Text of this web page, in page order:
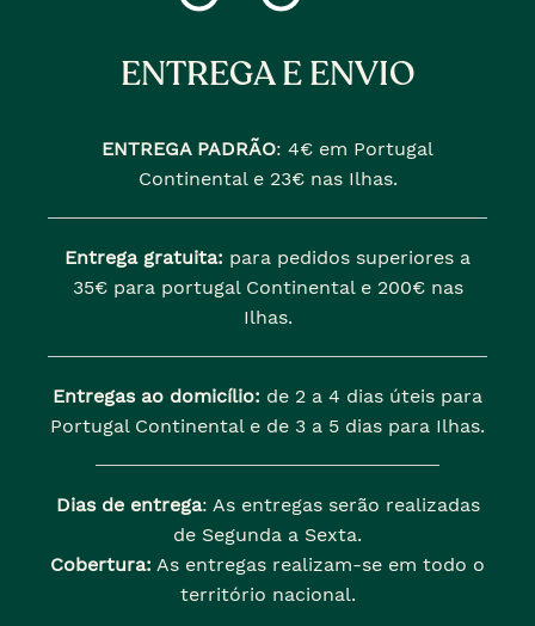
ENTREGA E ENVIO
ENTREGA PADRÃO: 4€ em Portugal
Continental e 23€ nas Ilhas.
Entrega gratuita: para pedidos superiores a
35€ para portugal Continental e 200€ nas
Ilhas.
Entregas ao domicílio: de 2 a 4 dias úteis para
Portugal Continental e de 3 a 5 dias para Ilhas.
Dias de entrega: As entregas serão realizadas
de Segunda a Sexta.
Cobertura: As entregas realizam-se em todo o
território nacional.